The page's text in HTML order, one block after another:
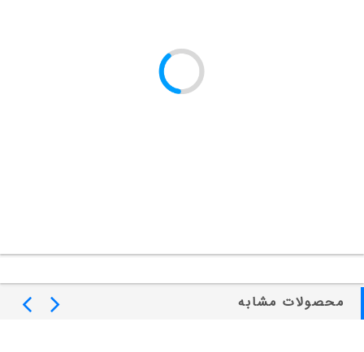
محصولات مشابه